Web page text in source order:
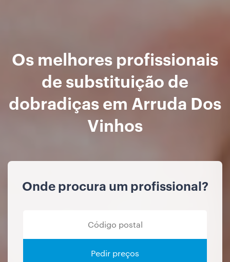
Os melhores profissionais
de substituição de
dobradiças em Arruda Dos
Vinhos
Onde procura um profissional?
Pedir preços